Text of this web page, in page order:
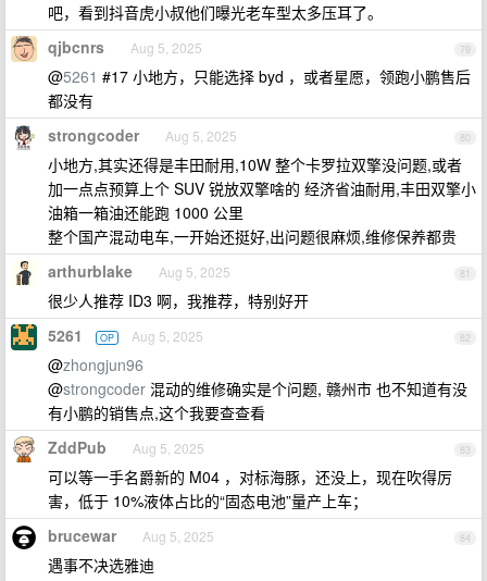
吧，看到抖音虎小叔他们曝光老车型太多压耳了。
79
qjbcnrs Aug 5, 2025
@5261 #17 小地方，只能选择 byd ，或者星愿，领跑小鹏售后
都没有
80
strongcoder Aug 5, 2025
小地方,其实还得是丰田耐用,10W 整个卡罗拉双擎没问题,或者
加一点点预算上个 SUV 锐放双擎啥的 经济省油耐用,丰田双擎小
油箱一箱油还能跑 1000 公里
整个国产混动电车,一开始还挺好,出问题很麻烦,维修保养都贵
81
arthurblake Aug 5, 2025
很少人推荐 ID3 啊，我推荐，特别好开
82
5261 OP Aug 5, 2025
@zhongjun96
@strongcoder 混动的维修确实是个问题, 赣州市 也不知道有没
有小鹏的销售点,这个我要查查看
83
ZddPub Aug 5, 2025
可以等一手名爵新的 M04 ，对标海豚，还没上，现在吹得厉
害，低于 10%液体占比的“固态电池”量产上车；
84
brucewar Aug 5, 2025
遇事不决选雅迪